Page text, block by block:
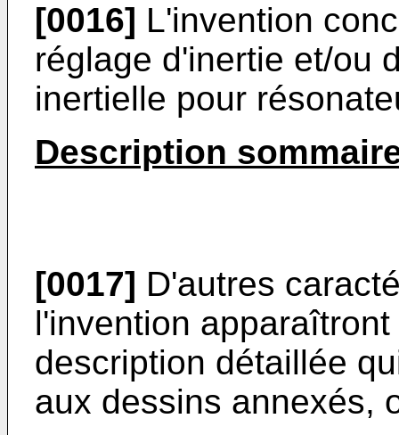
[0016] L'invention
réglage d'inertie et/ou
inertielle pour
Description
[0017] D'autres
l'invention
description détaillée
aux dessins annexés,